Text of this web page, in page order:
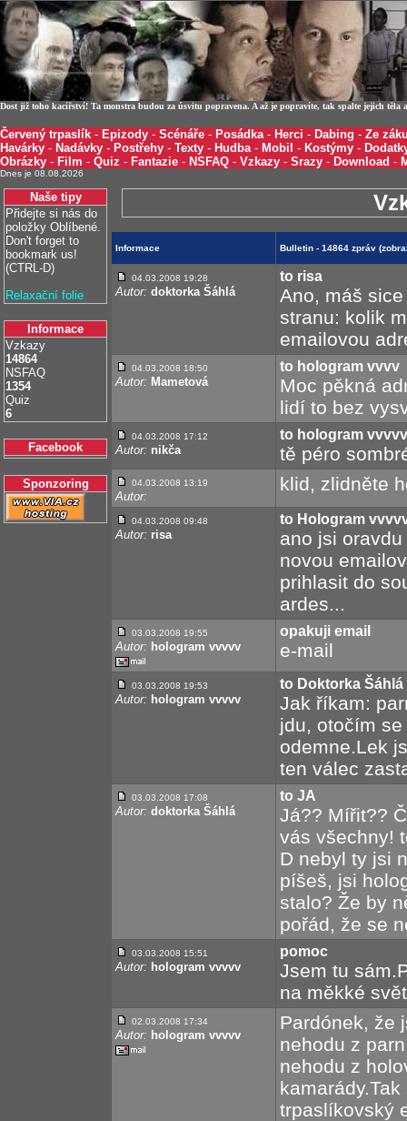
Dost již toho kacířství! Ta monstra budou za úsvitu popravena. A až je popravíte, tak spalte jejich
Červený trpaslík - Epizody - Scénáře - Posádka- Herci - Dabing - Ze
Havárky - Nadávky - Postřehy - Texty - Hudba- Mobil - Kostýmy -
Obrázky - Film - Quiz - Fantazie - NSFAQ - Vzkazy - Srazy - Download -
Dnes je 08.08.2026
Naše tipy
Přidejte si nás do
položky Oblíbené.
Don't forget to
bookmark us!
(CTRL-D)
Relaxační folie
Informace
Vzkazy
14864
NSFAQ
1354
Quiz
6
Facebook
Sponzoring
Informace Bulletin - 14864 zpráv
04.03.2008 19:28
Autor: doktorka Šáhlá
to risa
Ano, máš
stranu: kolik
emailovou
04.03.2008 18:50
Autor: Mametová
to hologram vvvv
Moc pěkná
lidí to bez
04.03.2008 17:12
Autor: nikča
to hologram vvvvv
tě péro
04.03.2008 13:19
Autor:
klid, zlidněte
04.03.2008 09:48
Autor: risa
to Hologram
ano jsi
novou
prihlasit do
ardes...
03.03.2008 19:55
Autor: hologram vvvvv
opakuji email
e-mail
03.03.2008 19:53
Autor: hologram vvvvv
to Doktorka Šáhlá
Jak říkam:
jdu, otočím
odemne.Lek
ten válec
03.03.2008 17:08
Autor: doktorka Šáhlá
to JA
Já?? Mířit??
vás všechny!
D nebyl ty jsi
píšeš, jsi
stalo? Že by
pořád, že se
03.03.2008 15:51
Autor: hologram vvvvv
pomoc
Jsem tu
na měkké
02.03.2008 17:34
Autor: hologram vvvvv
Pardónek, že
nehodu z
nehodu z
trpaslíkovský